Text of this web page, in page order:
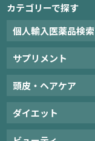
カテゴリーで探す
個人輸入医薬品検索
サプリメント
頭皮・ヘアケア
ダイエット